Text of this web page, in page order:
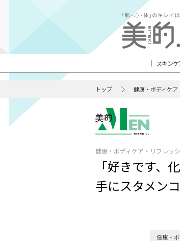
スキン
トップ 健康・ボディケア
健康・ボディケア・リフレッ
「好きです、
手にスタメン
健康・